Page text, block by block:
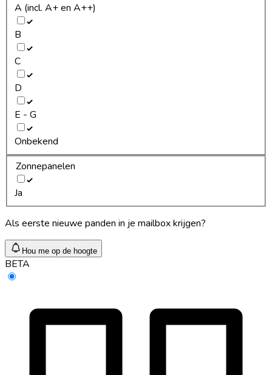
A (incl. A+ en A++)
B
C
D
E - G
Onbekend
Zonnepanelen
Ja
Als eerste nieuwe panden in je mailbox krijgen?
Hou me op de hoogte
BETA